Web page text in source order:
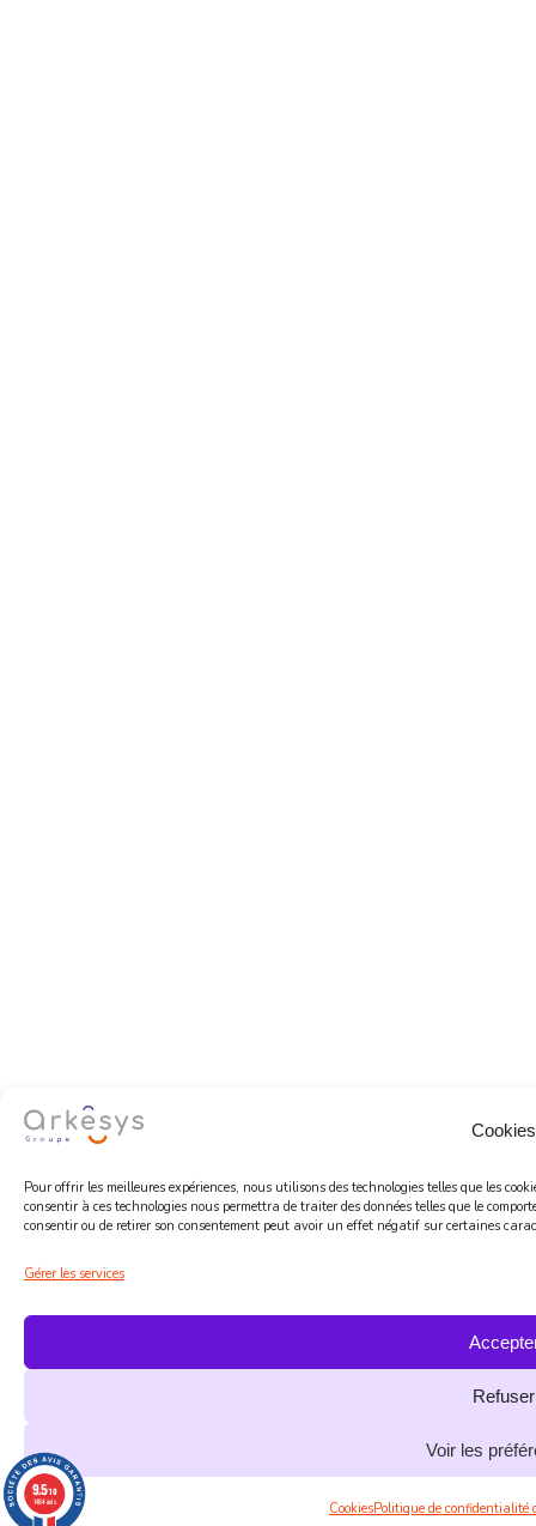
Cookies
Pour offrir les meilleures expériences, nous utilisons des technologies telles que les
consentir à ces technologies nous permettra de traiter des données telles que le
consentir ou de retirer son consentement peut avoir un effet négatif sur certaines
Gérer les services
Refuser
Voir les
CookiesPolitique de confidentialité
9.5/10
1484 avis